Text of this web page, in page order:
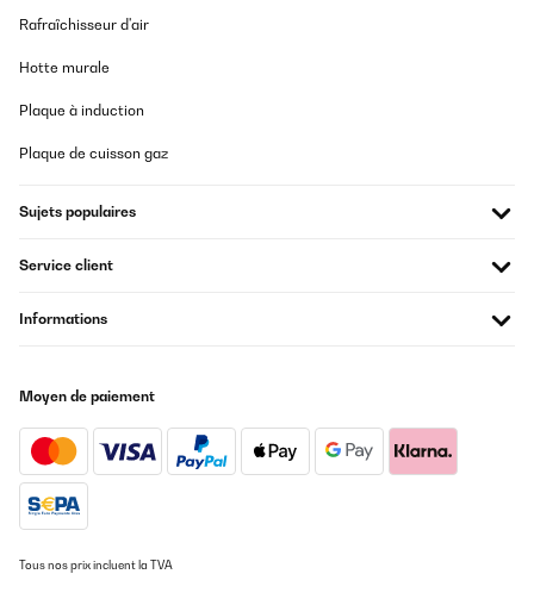
Rafraîchisseur d'air
Hotte murale
Plaque à induction
Plaque de cuisson gaz
Sujets populaires
Service client
Informations
Moyen de paiement
Tous nos prix incluent la TVA